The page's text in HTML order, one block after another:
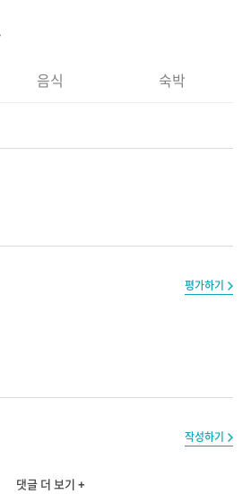
음식 숙박
평가하기
작성하기
댓글 더 보기 +